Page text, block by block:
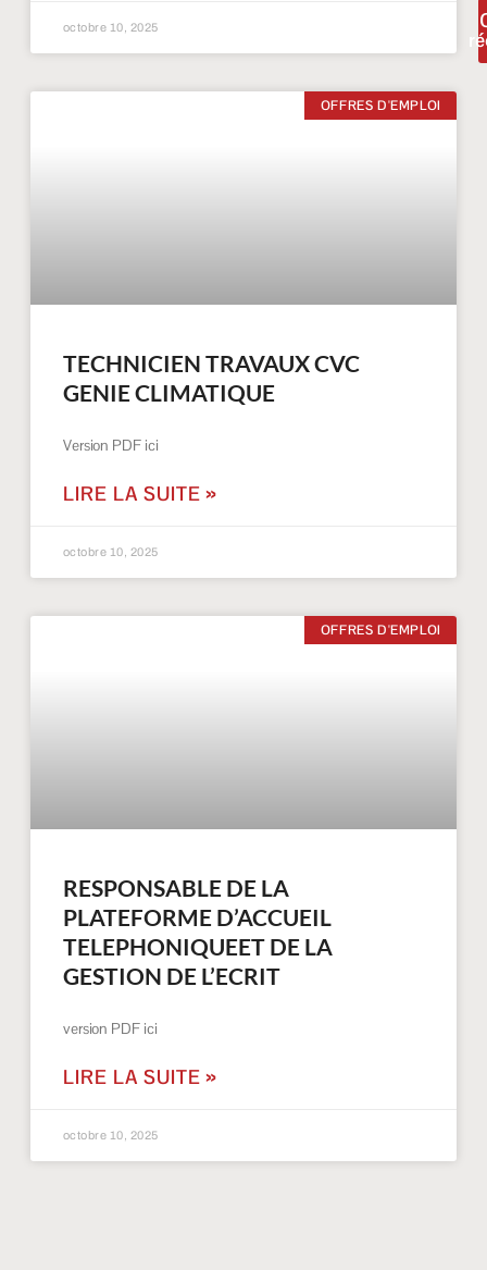
octobre 10, 2025
OFFRES D'EMPLOI
TECHNICIEN TRAVAUX CVC
GENIE CLIMATIQUE
Version PDF ici
LIRE LA SUITE »
octobre 10, 2025
OFFRES D'EMPLOI
RESPONSABLE DE LA
PLATEFORME D’ACCUEIL
TELEPHONIQUEET DE LA
GESTION DE L’ECRIT
version PDF ici
LIRE LA SUITE »
octobre 10, 2025